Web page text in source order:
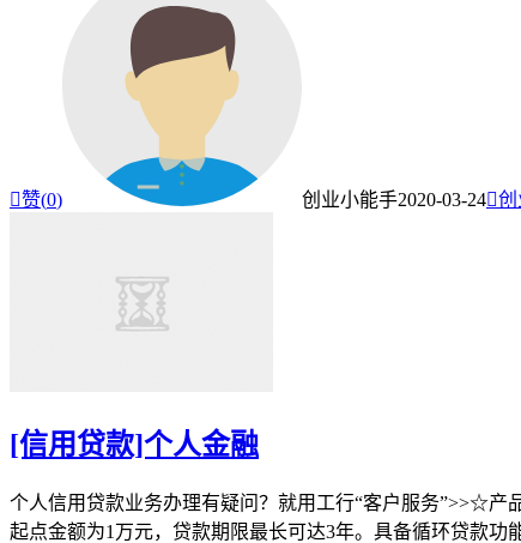
赞(0) 创业小能手2020-03-24创
[信用贷款]个人金融
个人信用贷款业务办理有疑问？就用工行“客户服务”>>☆
起点金额为1万元，贷款期限最长可达3年。具备循环贷款